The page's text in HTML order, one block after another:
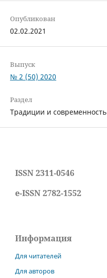
Опубликован
02.02.2021
Выпуск
№ 2 (50) 2020
Раздел
Традиции и современность
ISSN 2311-0546
e-ISSN 2782-1552
Информация
Для читателей
Для авторов